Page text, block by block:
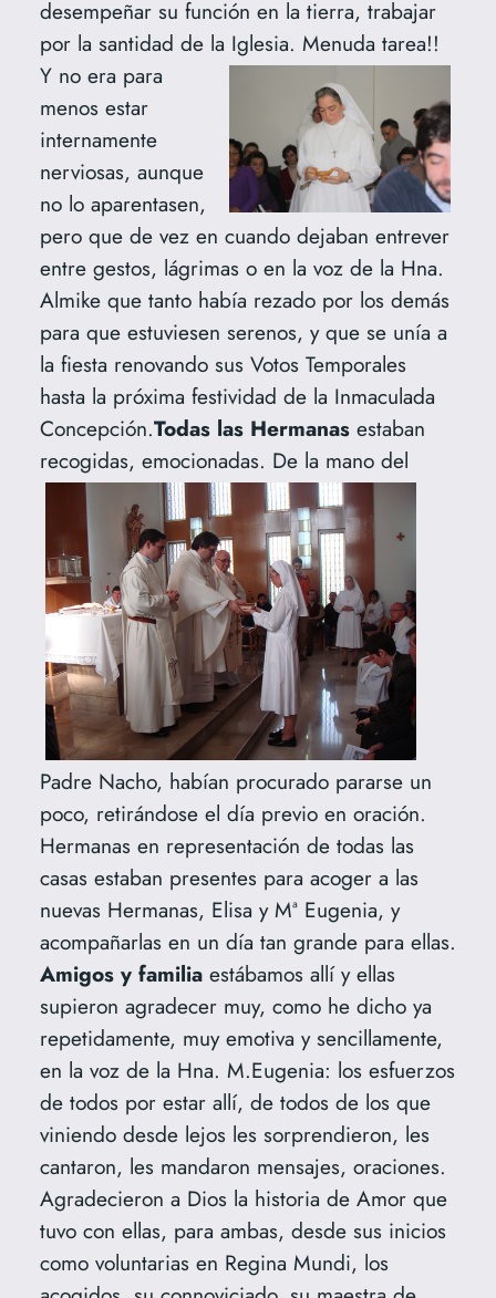
desempeñar su función en la tierra, trabajar
por la santidad de la Iglesia. Menuda tarea!!
Y no era para
menos estar
internamente
nerviosas, aunque
no lo aparentasen,
pero que de vez en cuando dejaban entrever
entre gestos, lágrimas o en la voz de la Hna.
Almike que tanto había rezado por los demás
para que estuviesen serenos, y que se unía a
la fiesta renovando sus Votos Temporales
hasta la próxima festividad de la Inmaculada
Concepción.Todas las Hermanasestaban
recogidas, emocionadas. De la mano del
Padre Nacho, habían procurado pararse un
poco, retirándose el día previo en oración.
Hermanas en representación de todas las
casas estaban presentes para acoger a las
nuevas Hermanas, Elisa y Mª Eugenia, y
acompañarlas en un día tan grande para ellas.
Amigos y familiaestábamos allí y ellas
supieron agradecer muy, como he dicho ya
repetidamente, muy emotiva y sencillamente,
en la voz de la Hna. M.Eugenia: los esfuerzos
de todos por estar allí, de todos de los que
viniendo desde lejos les sorprendieron, les
cantaron, les mandaron mensajes, oraciones.
Agradecieron a Dios la historia de Amor que
tuvo con ellas, para ambas, desde sus inicios
como voluntarias en Regina Mundi, los